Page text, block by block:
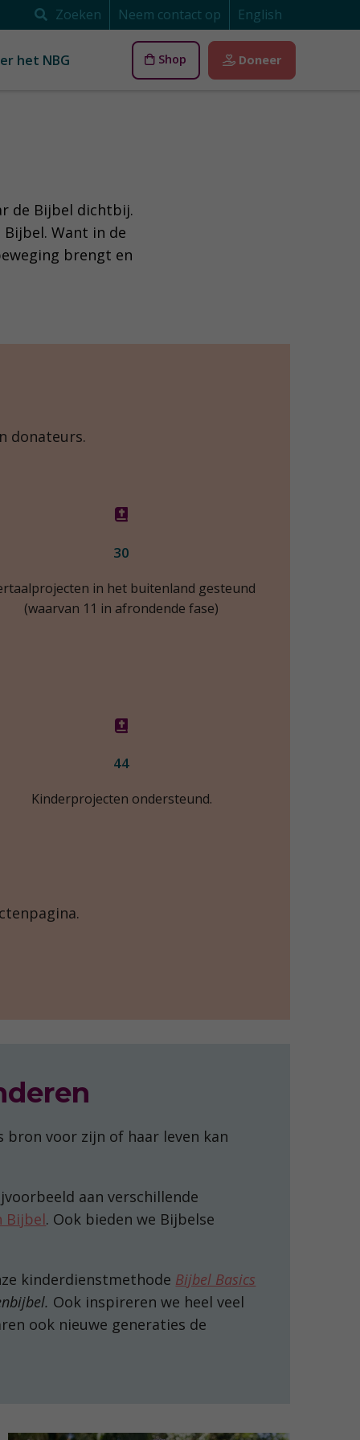
Zoeken Neem contact op English
het NBG Shop Doneer
de Bijbel dichtbij.
Want in de
brengt en
donateurs.
30
in het buitenland gesteund
(waarvan 11 in afrondende fase)
44
Kinderprojecten ondersteund.
bron voor zijn of haar leven kan
aan verschillende
Bijbel. Ook bieden we Bijbelse
kinderdienstmethode Bijbel Basics
Ook inspireren we heel veel
ook nieuwe generaties de